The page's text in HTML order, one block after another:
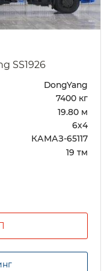
SS1926
DongYang
7400 кг
19.80 м
6х4
КАМАЗ-65117
19 тм